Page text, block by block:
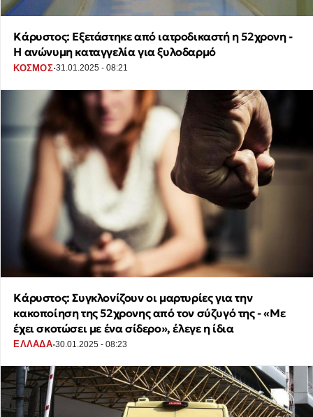
Κάρυστος: Εξετάστηκε από ιατροδικαστή η 52χρονη -
Η ανώνυμη καταγγελία για ξυλοδαρμό
ΚΟΣΜΟΣ·31.01.2025 - 08:21
Κάρυστος: Συγκλονίζουν οι μαρτυρίες για την
κακοποίηση της 52χρονης από τον σύζυγό της - «Με
έχει σκοτώσει με ένα σίδερο», έλεγε η ίδια
ΕΛΛΑΔΑ·30.01.2025 - 08:23